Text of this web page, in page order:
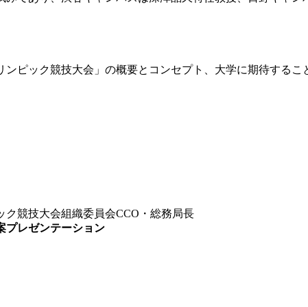
ピック競技大会」の概要とコンセプト、大学に期待するこ
大会組織委員会CCO・総務局長
レゼンテーション